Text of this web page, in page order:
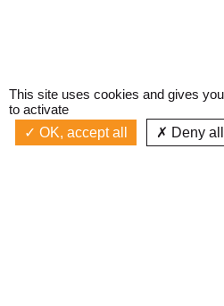
Émission à l'antenne
Actualités
This site uses cookies and gives
to activate
OK, accept all
Deny